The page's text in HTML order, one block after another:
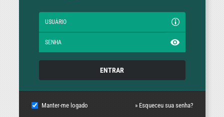
ENTRAR
Manter-me logado » Esqueceu sua senha?